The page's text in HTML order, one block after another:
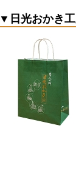
▼日光おかき